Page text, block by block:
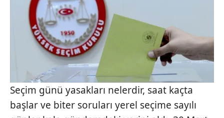
Seçim günü yasakları nelerdir, saat kaçta
başlar ve biter soruları yerel seçime sayılı